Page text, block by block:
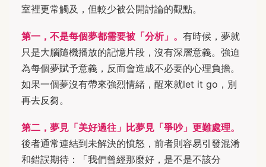
室裡更常觸及，但較少被公開討論的觀點。
第一，不是每個夢都需要被「分析」。 有時候，夢就
只是大腦隨機播放的記憶片段，沒有深層意義。強迫
為每個夢賦予意義，反而會造成不必要的心理負擔。
如果一個夢沒有帶來強烈情緒，醒來就let it go，別
再去反芻。
第二，夢見「美好過往」比夢見「爭吵」更難處理。
後者通常連結到未解決的憤怒，前者則容易引發混淆
和錯誤期待：「我們曾經那麼好，是不是不該分